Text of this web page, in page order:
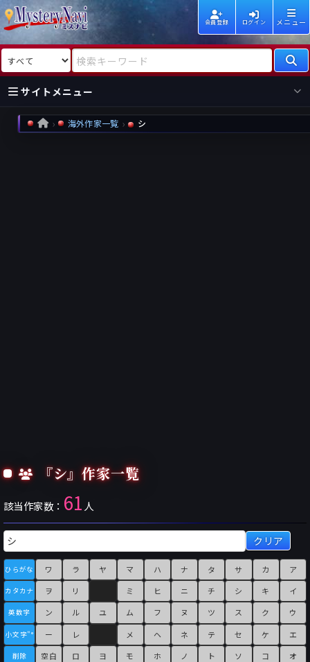
会員登録 ログイン メニュー
検索対象 検索キーワード
サイトメニュー
国内
海外
HOME 海外作家一覧 シ
『シ』作家一覧
該当作家数： 61 人
クリア
ひらがな
カタカナ
英数字
小文字"°
削除
ワ
ヲ
ン
ー
空白
ラ
リ
ル
レ
ロ
ヤ
ユ
ヨ
マ
ミ
ム
メ
モ
ハ
ヒ
フ
ヘ
ホ
ナ
ニ
ヌ
ネ
ノ
タ
チ
ツ
テ
ト
サ
シ
ス
セ
ソ
カ
キ
ク
ケ
コ
ア
イ
ウ
エ
オ